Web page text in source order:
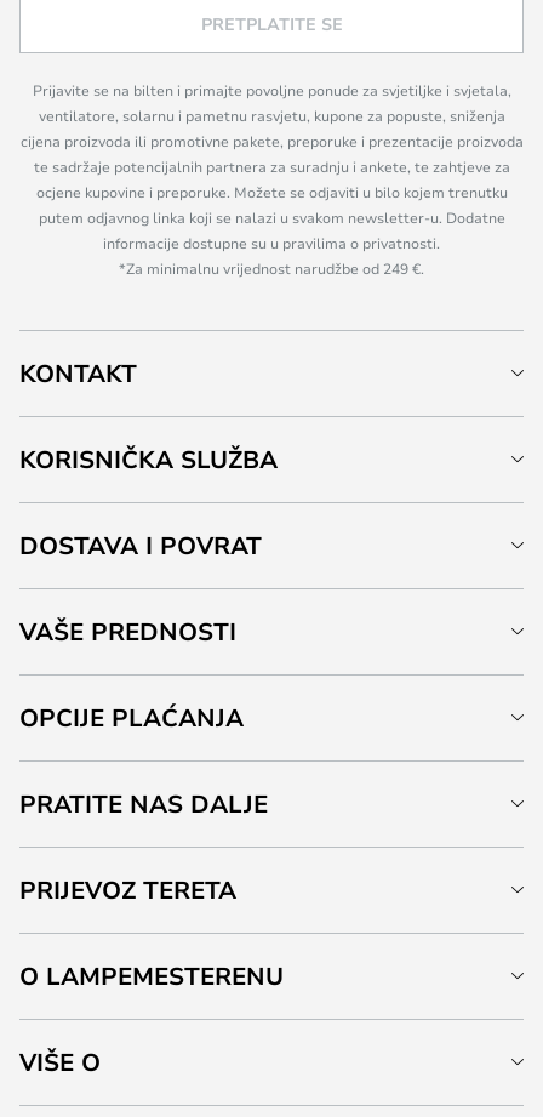
PRETPLATITE SE
Prijavite se na bilten i primajte povoljne ponude za svjetiljke i svjetala,
ventilatore, solarnu i pametnu rasvjetu, kupone za popuste, sniženja
cijena proizvoda ili promotivne pakete, preporuke i prezentacije proizvoda
te sadržaje potencijalnih partnera za suradnju i ankete, te zahtjeve za
ocjene kupovine i preporuke. Možete se odjaviti u bilo kojem trenutku
putem odjavnog linka koji se nalazi u svakom newsletter-u. Dodatne
informacije dostupne su u pravilima o privatnosti.
*Za minimalnu vrijednost narudžbe od 249 €.
KONTAKT
KORISNIČKA SLUŽBA
DOSTAVA I POVRAT
VAŠE PREDNOSTI
OPCIJE PLAĆANJA
PRATITE NAS DALJE
PRIJEVOZ TERETA
O LAMPEMESTERENU
VIŠE O